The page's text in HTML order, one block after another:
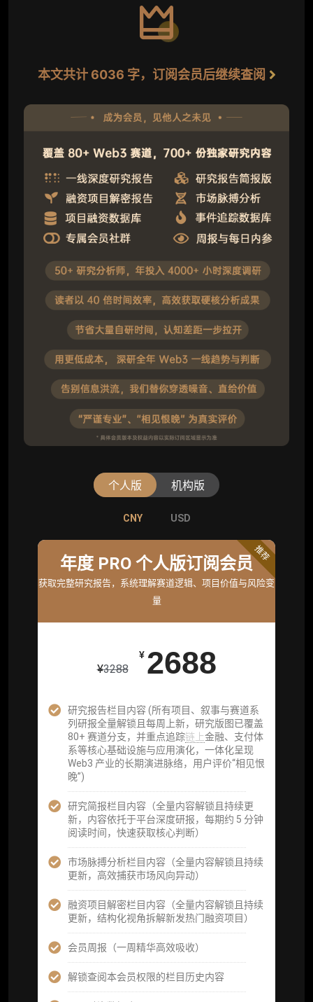
本文共计 6036 字，订阅会员后继续查阅
个人版 机构版
CNY USD
年度 PRO 个人版订阅会员
获取完整研究报告，系统理解赛道逻辑、项目价值与风险变
量
¥3288
¥ 2688
研究报告栏目内容 (所有项目、叙事与赛道系
列研报全量解锁且每周上新，研究版图已覆盖
80+ 赛道分支，并重点追踪链上金融、支付体
系等核心基础设施与应用演化，一体化呈现
Web3 产业的长期演进脉络，用户评价“相见恨
晚”)
研究简报栏目内容（全量内容解锁且持续更
新，内容依托于平台深度研报，每期约 5 分钟
阅读时间，快速获取核心判断）
市场脉搏分析栏目内容（全量内容解锁且持续
更新，高效捕获市场风向异动）
融资项目解密栏目内容（全量内容解锁且持续
更新，结构化视角拆解新发热门融资项目）
会员周报（一周精华高效吸收）
解锁查阅本会员权限的栏目历史内容
推荐
CNY USD
机构标准年度服务会员
获取机构级研究与基础服务
26800
服)
机构增强研究包（在每期研报基础上，进一步
提供一页纸格局图、机构视角附录、结构化数
据集与定向持续追踪数据库，将研报内容沉淀
为可复用、可复核、可持续追踪的机构级研究
资产）
定制化研究服务（1次，课题/选题经审核通过
后，由业内享有盛誉的研究团队为你开展专项
研究，并交付一份完整研究报告）
重点研究方向前瞻栏目（获取重点赛道、项目
及研究方向预告，提前了解核心观察变量与后
续研究计划）
提前获取研报权（ 3 次，官方发布研报预告后
可根据请求领先市场以提前解锁）
分析师 1 对 1 沟通（1 小时，话题需审核）
标准版